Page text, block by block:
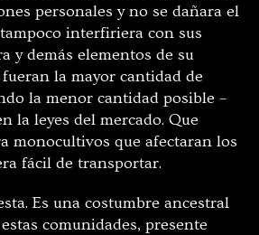
personales y no se dañara el
interfiriera con sus
y demás elementos de su
la mayor cantidad de
la menor cantidad posible –
la leyes del mercado. Que
monocultivos que afectaran los
fácil de transportar.
Es una costumbre ancestral
comunidades, presente